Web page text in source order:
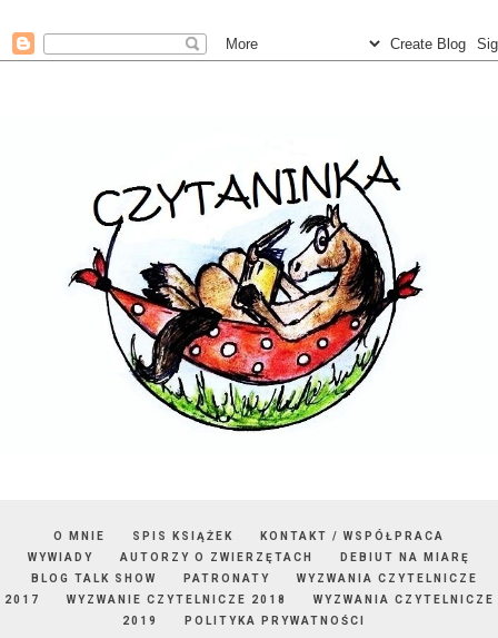
O MNIE SPIS KSIĄŻEK
KONTAKT / WSPÓŁPRACA
WYWIADY
AUTORZY O ZWIERZĘTACH
DEBIUT NA MIARĘ
BLOG TALK SHOW
PATRONATY
WYZWANIA CZYTELNICZE
2017
WYZWANIE CZYTELNICZE 2018
WYZWANIA CZYTELNICZE
2019
POLITYKA PRYWATNOŚCI